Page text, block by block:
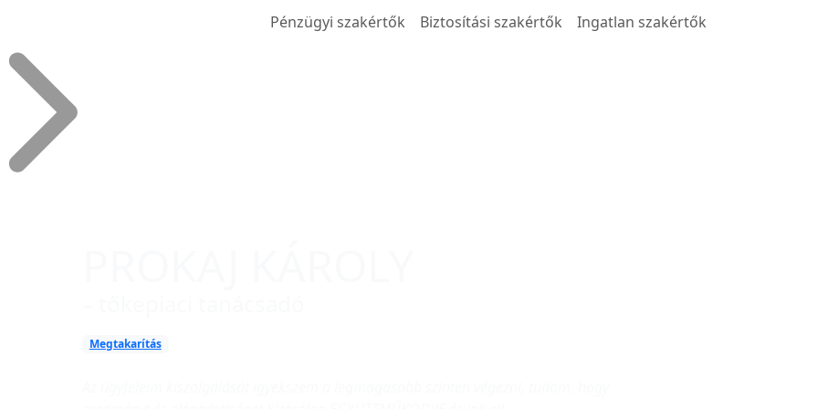
Pénzügyi szakértők Biztosítási szakértők Ingatlan szakértők
Megtakarítás